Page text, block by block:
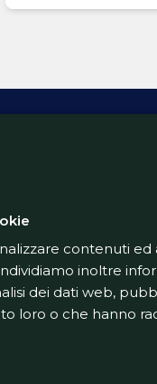
blaugrana
contenuti
inoltre
dei dati web,
loro o che hanno